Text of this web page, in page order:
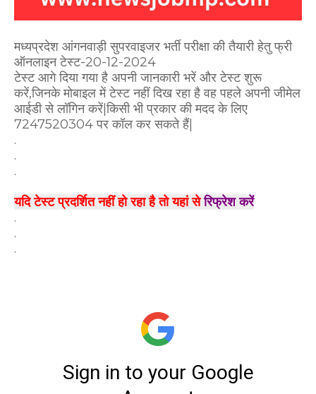
मध्यप्रदेश आंगनवाड़ी सुपरवाइजर भर्ती परीक्षा की तैयारी हेतु फ्री
ऑनलाइन टेस्ट-20-12-2024
टेस्ट आगे दिया गया है अपनी जानकारी भरें और टेस्ट शुरू
करें,जिनके मोबाइल में टेस्ट नहीं दिख रहा है वह पहले अपनी जीमेल
आईडी से लॉगिन करें|किसी भी प्रकार की मदद के लिए
7247520304 पर कॉल कर सकते हैं|
.
.
.
यदि टेस्ट प्रदर्शित नहीं हो रहा है तो यहां सेरिफ्रेश करें
.
.
.